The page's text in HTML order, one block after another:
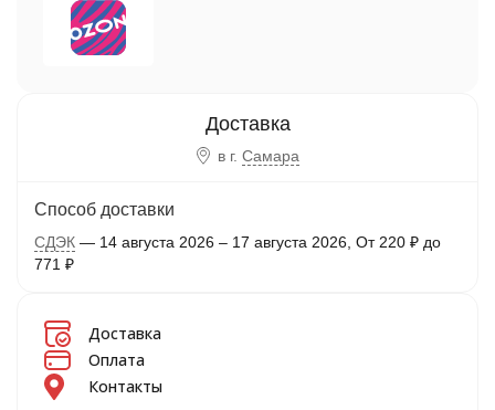
в г. Самара
Способ доставки
СДЭК 14 августа 2026 – 17 августа 2026 От 220 ₽ до
771 ₽
Доставка
Оплата
Контакты